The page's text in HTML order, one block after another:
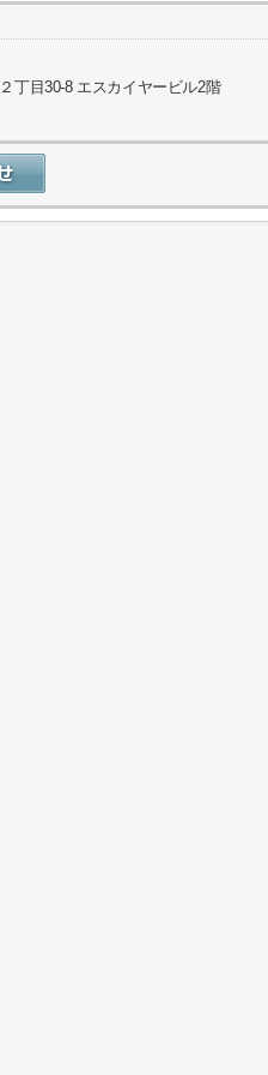
丁目30-8 エスカイヤービル2階